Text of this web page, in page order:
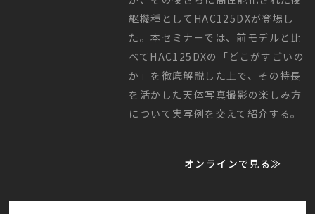
継機種としてHAC125DXが登場し
た。本セミナーでは、前モデルと比
べてHAC125DXの「どこがすごいの
か」を徹底解説した上で、その特長
を活かした天体写真撮影の楽しみ方
について実写例を交えて紹介する。
オンラインで見る≫